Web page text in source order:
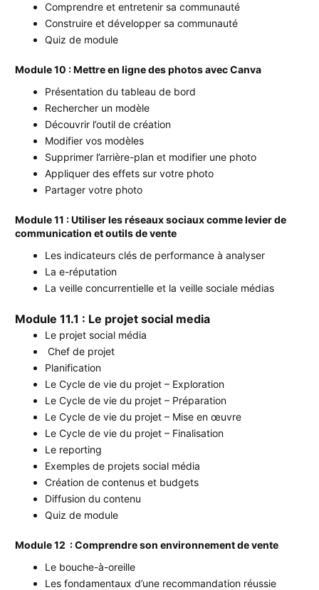
Comprendre et entretenir sa communauté
Construire et développer sa communauté
Quiz de module
Module 10 : Mettre en ligne des photos avec Canva
Présentation du tableau de bord
Rechercher un modèle
Découvrir l’outil de création
Modifier vos modèles
Supprimer l’arrière-plan et modifier une photo
Appliquer des effets sur votre photo
Partager votre photo
Module 11 : Utiliser les réseaux sociaux comme levier de
communication et outils de vente
Les indicateurs clés de performance à analyser
La e-réputation
La veille concurrentielle et la veille sociale médias
Module 11.1 : Le projet social media
Le projet social média
Chef de projet
Planification
Le Cycle de vie du projet – Exploration
Le Cycle de vie du projet – Préparation
Le Cycle de vie du projet – Mise en œuvre
Le Cycle de vie du projet – Finalisation
Le reporting
Exemples de projets social média
Création de contenus et budgets
Diffusion du contenu
Quiz de module
Module 12 : Comprendre son environnement de vente
Le bouche-à-oreille
Les fondamentaux d’une recommandation réussie